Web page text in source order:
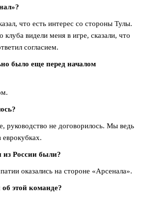
что есть интерес со стороны Тулы.
клуба видели меня в игре, сказали, что
согласием.
было еще перед началом
руководство не договорилось. Мы ведь
из России были?
оказались на стороне «Арсенала».
этой команде?